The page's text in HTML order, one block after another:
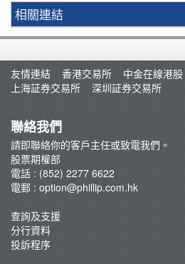
教學影片
買賣需知及常見問題
相關連結
輝立股票期權客戶手冊
開設戶口
存款/提款/賬戶轉賬
OATS期權易
期權課程
交易所按金要求
友情連結
香港交易所 中金在線港股
上海証券交易所
深圳証券交易所
聯絡我們
請即聯絡你的客戶主任或致電我們。
股票期權部
電話 : (852) 2277 6622
電郵 : option@phillip.com.hk
查詢及支援
分行資料
投訴程序